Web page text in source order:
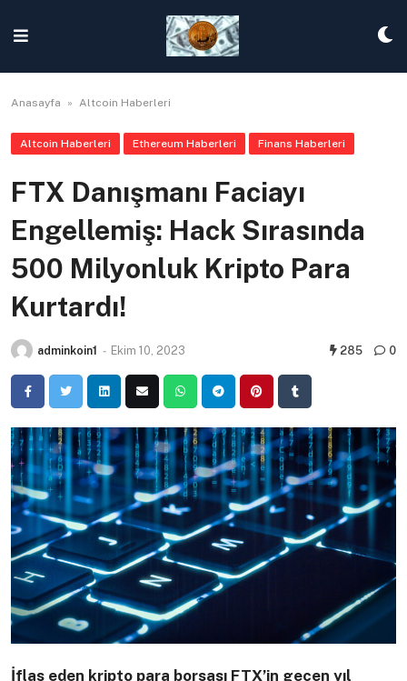
content
Anasayfa » Altcoin Haberleri
Altcoin Haberleri Ethereum Haberleri Finans Haberleri
FTX Danışmanı Faciayı
Engellemiş: Hack Sırasında
500 Milyonluk Kripto Para
Kurtardı!
adminkoin1 - Ekim 10, 2023 285 0
İflas eden kripto para borsası FTX’in geçen yıl